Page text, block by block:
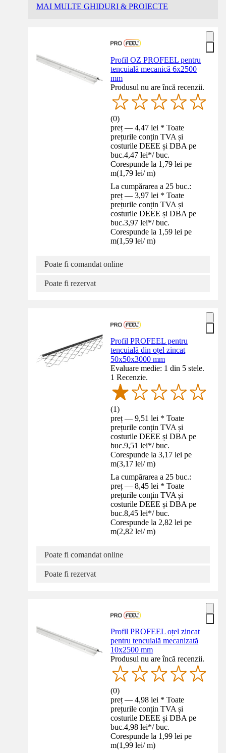
MAI MULTE GHIDURI & PROIECTE
Profil OZ PROFEEL pentru
tencuială mecanică 6x2500
mm
Produsul nu are încă recenzii.
(0)
preț — 4,47 lei * Toate
prețurile conțin TVA și
costurile DEEE și DBA pe
buc.4,47 lei*/ buc.
Corespunde la 1,79 lei pe
m(1,79 lei/ m)
La cumpărarea a 25 buc.:
preț — 3,97 lei * Toate
prețurile conțin TVA și
costurile DEEE și DBA pe
buc.3,97 lei*/ buc.
Corespunde la 1,59 lei pe
m(1,59 lei/ m)
Poate fi comandat online
Poate fi rezervat
Profil PROFEEL pentru
tencuială din oțel zincat
50x50x3000 mm
Evaluare medie: 1 din 5 stele.
1 Recenzie.
(1)
preț — 9,51 lei * Toate
prețurile conțin TVA și
costurile DEEE și DBA pe
buc.9,51 lei*/ buc.
Corespunde la 3,17 lei pe
m(3,17 lei/ m)
La cumpărarea a 25 buc.:
preț — 8,45 lei * Toate
prețurile conțin TVA și
costurile DEEE și DBA pe
buc.8,45 lei*/ buc.
Corespunde la 2,82 lei pe
m(2,82 lei/ m)
Poate fi comandat online
Poate fi rezervat
Profil PROFEEL oțel zincat
pentru tencuială mecanizată
10x2500 mm
Produsul nu are încă recenzii.
(0)
preț — 4,98 lei * Toate
prețurile conțin TVA și
costurile DEEE și DBA pe
buc.4,98 lei*/ buc.
Corespunde la 1,99 lei pe
m(1,99 lei/ m)